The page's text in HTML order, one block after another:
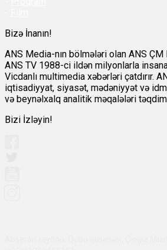
Bizə İnanın!
ANS Media-nın bölmələri olan ANS
ANS TV 1988-ci ildən milyonlarla
Vicdanlı multimedia xəbərləri çatdırır.
iqtisadiyyat, siyasət, mədəniyyət və
və beynəlxalq analitik məqalələri
Bizi İzləyin!